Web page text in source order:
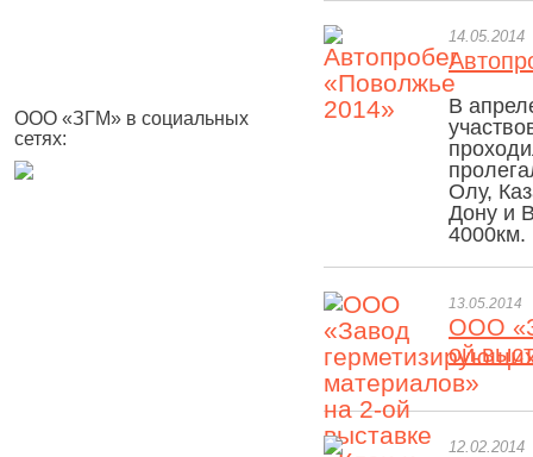
ООО «ЗГМ» в социальных
сетях:
14.05.2014
В
Олу,
Дону и
4000км.
13.05.2014
ООО
ой
12.02.2014